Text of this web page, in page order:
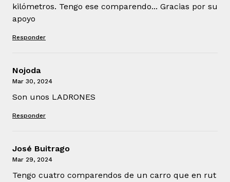
kilómetros. Tengo ese comparendo... Gracias por su
apoyo
Responder
Nojoda
Mar 30, 2024
Son unos LADRONES
Responder
José Buitrago
Mar 29, 2024
Tengo cuatro comparendos de un carro que en rut